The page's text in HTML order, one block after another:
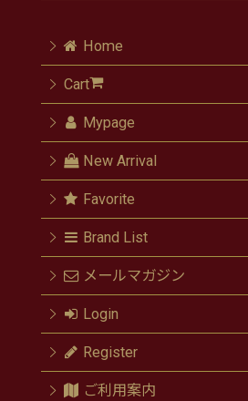
Home
Cart
Mypage
New Arrival
Favorite
Brand List
メールマガジン
Login
Register
ご利用案内